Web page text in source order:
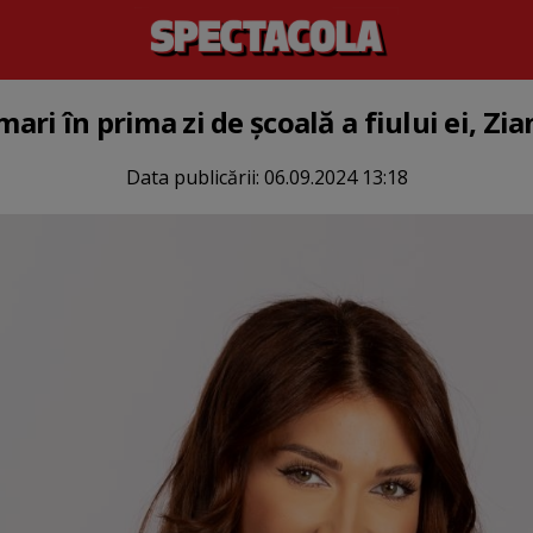
în prima zi de școală a fiului ei,
Data publicării: 06.09.2024 13:18